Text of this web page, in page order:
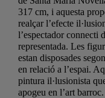
317 cm, i aquesta
realçar l’efecte
l’espectador connecti
representada. Les
estan disposades
en relació a l’espai.
pintura il·lusionista
apogeu en l’art barroc.